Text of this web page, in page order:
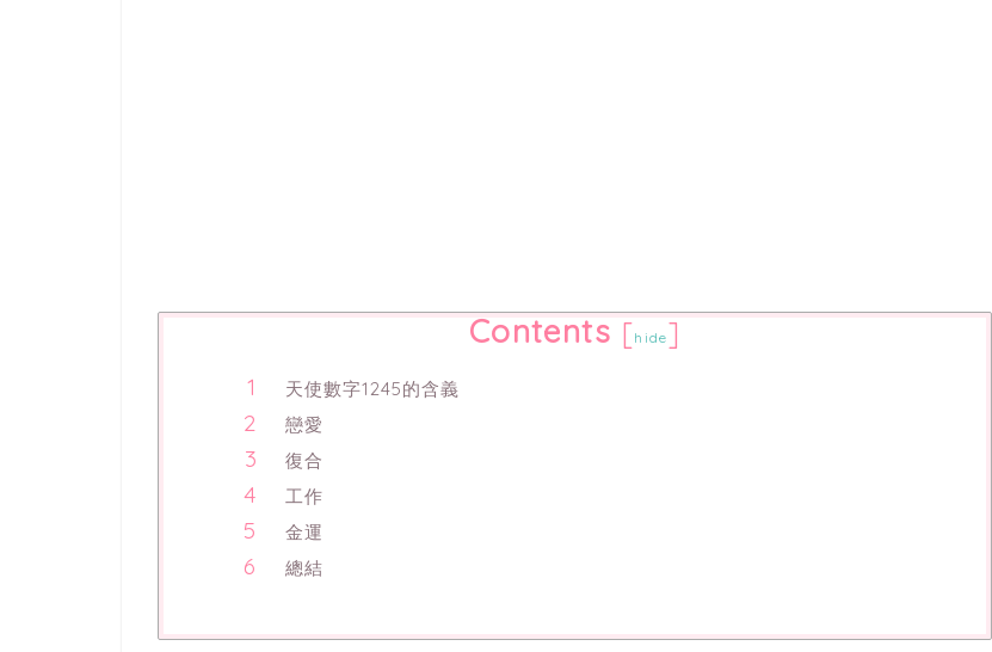
Contents [hide]
天使數字1245的含義
戀愛
復合
工作
金運
總結